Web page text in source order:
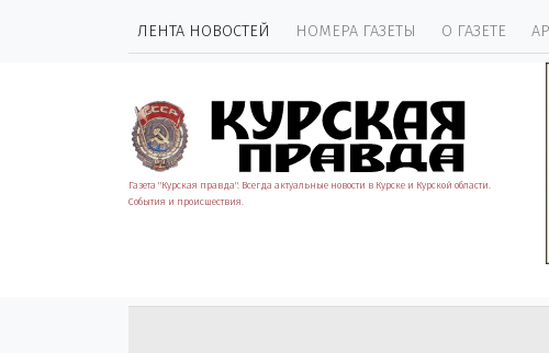
ЛЕНТА НОВОСТЕЙ НОМЕРА ГАЗЕТЫ О ГАЗЕТЕ
Газета "Курская правда". Всегда актуальные новости в Курске и Курской области.
События и происшествия.